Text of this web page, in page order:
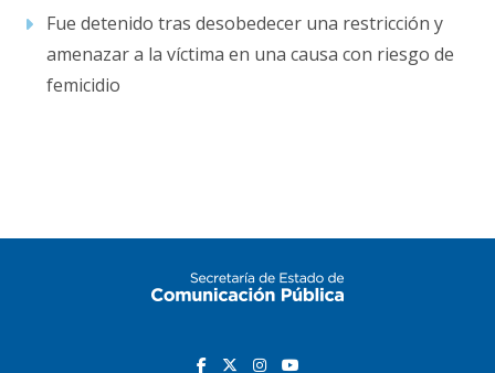
Fue detenido tras desobedecer una restricción y
amenazar a la víctima en una causa con riesgo de
femicidio